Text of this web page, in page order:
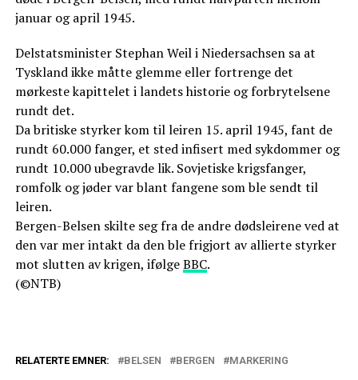
januar og april 1945.
Delstatsminister Stephan Weil i Niedersachsen sa at
Tyskland ikke måtte glemme eller fortrenge det
mørkeste kapittelet i landets historie og forbrytelsene
rundt det.
Da britiske styrker kom til leiren 15. april 1945, fant de
rundt 60.000 fanger, et sted infisert med sykdommer og
rundt 10.000 ubegravde lik. Sovjetiske krigsfanger,
romfolk og jøder var blant fangene som ble sendt til
leiren.
Bergen-Belsen skilte seg fra de andre dødsleirene ved at
den var mer intakt da den ble frigjort av allierte styrker
mot slutten av krigen, ifølgeBBC.
(©NTB)
RELATERTE EMNER: BELSEN BERGEN MARKERING